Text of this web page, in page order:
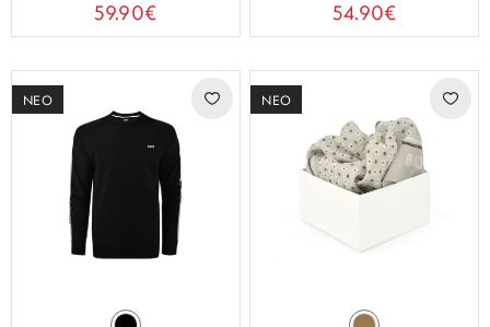
59.90€ 54.90€
ΝΕΟ ΝΕΟ